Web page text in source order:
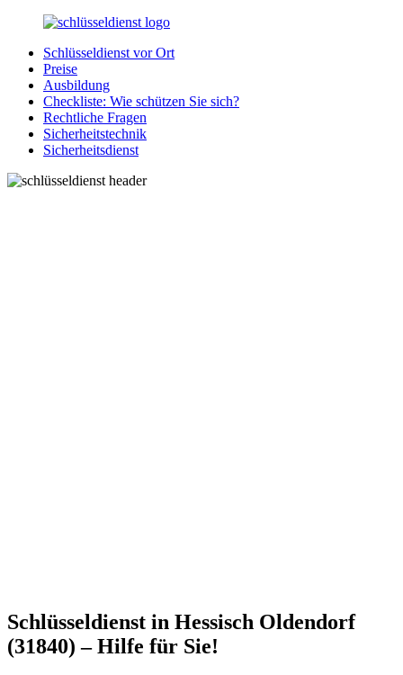
Zurück
Inhalt
SchluesseldienstDirekt.de
Ihre
Notlage
wird
gelöst!
Schlüsseldienst vor Ort
Preise
Ausbildung
Checkliste: Wie schützen Sie sich?
Rechtliche Fragen
Sicherheitstechnik
Sicherheitsdienst
Schlüsseldienst in Hessisch Oldendorf
(31840) – Hilfe für Sie!